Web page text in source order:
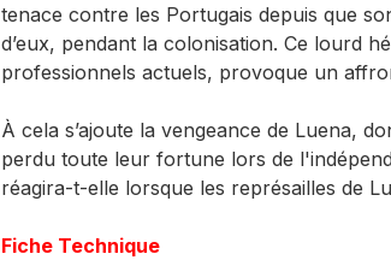
tenace contre les Portugais depuis que
d’eux, pendant la colonisation. Ce lourd
professionnels actuels, provoque un
À cela s’ajoute la vengeance de Luena,
perdu toute leur fortune lors de
réagira-t-elle lorsque les représailles de
Fiche Technique